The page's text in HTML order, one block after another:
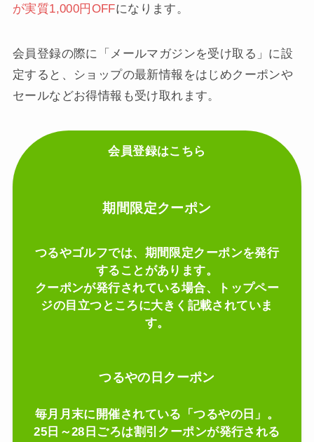
が実質1,000円OFFになります。
会員登録の際に「メールマガジンを受け取る」に設
定すると、ショップの最新情報をはじめクーポンや
セールなどお得情報も受け取れます。
会員登録はこちら
期間限定クーポン
つるやゴルフでは、期間限定クーポンを発行
することがあります。
クーポンが発行されている場合、トップペー
ジの目立つところに大きく記載されていま
す。
つるやの日クーポン
毎月月末に開催されている「つるやの日」。
25日～28日ごろは割引クーポンが発行される